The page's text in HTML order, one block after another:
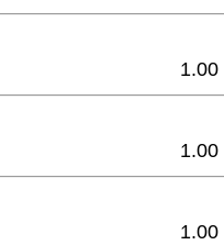
1.00
1.00
1.00